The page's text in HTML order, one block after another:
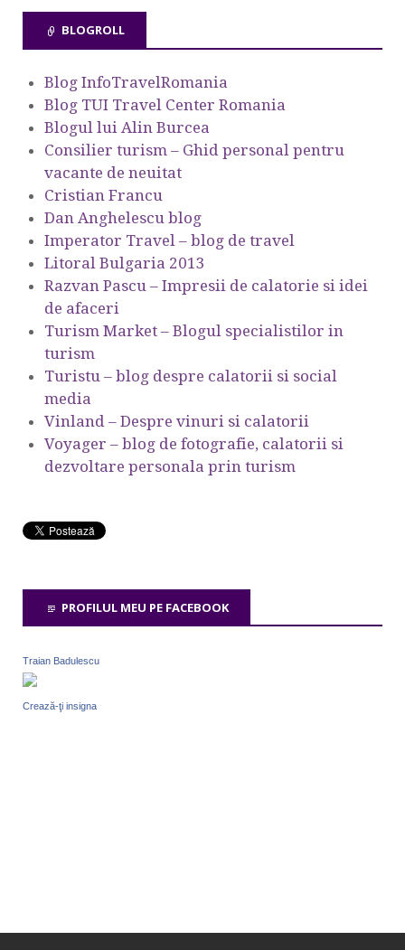
BLOGROLL
Blog InfoTravelRomania
Blog TUI Travel Center Romania
Blogul lui Alin Burcea
Consilier turism – Ghid personal pentru
vacante de neuitat
Cristian Francu
Dan Anghelescu blog
Imperator Travel – blog de travel
Litoral Bulgaria 2013
Razvan Pascu – Impresii de calatorie si idei
de afaceri
Turism Market – Blogul specialistilor in
turism
Turistu – blog despre calatorii si social
media
Vinland – Despre vinuri si calatorii
Voyager – blog de fotografie, calatorii si
dezvoltare personala prin turism
PROFILUL MEU PE FACEBOOK
Traian Badulescu
Crează-ţi insigna